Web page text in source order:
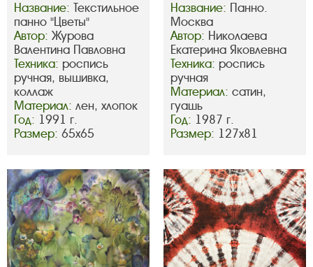
Название: Текстильное
панно "Цветы"
Автор: Журова
Валентина Павловна
Техника: роспись
ручная, вышивка,
коллаж
Материал: лен, хлопок
Год: 1991 г.
Размер: 65х65
Название: Панно.
Москва
Автор: Николаева
Екатерина Яковлевна
Техника: роспись
ручная
Материал: сатин,
гуашь
Год: 1987 г.
Размер: 127х81